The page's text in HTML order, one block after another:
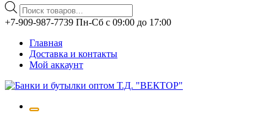
Поиск
товаров
Перейти
содержимому
+7-909-987-7739 Пн-Сб с 09:00 до 17:00
Главная
Доставка и контакты
Мой аккаунт